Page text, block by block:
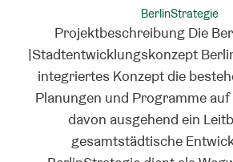
BerlinStrategie
Projektbeschreibung Die
|Stadtentwicklungskonzept
integriertes Konzept die
Planungen und Programme
davon ausgehend ein
gesamtstädtische